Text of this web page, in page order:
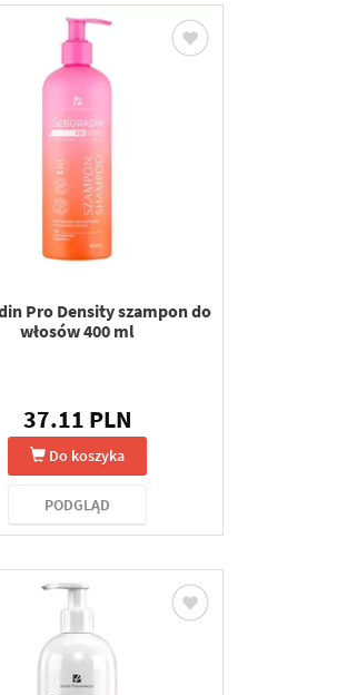
Pro Density szampon do
włosów 400 ml
37.11 PLN
Do koszyka
PODGLĄD